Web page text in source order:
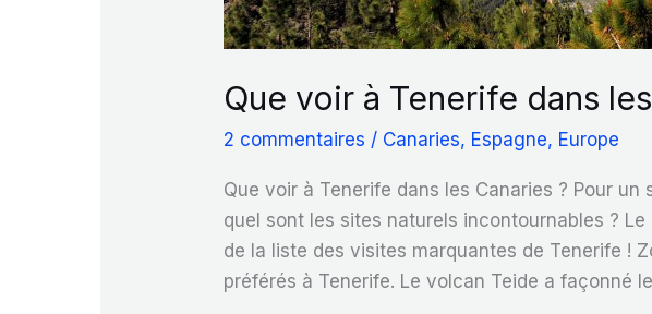
Que voir à Tenerife dans
2 commentaires / Canaries, Espagne, Europe
Que voir à Tenerife dans les Canaries ? Pour un
quel sont les sites naturels incontournables ?
de la liste des visites marquantes de Tenerife !
préférés à Tenerife. Le volcan Teide a façonné